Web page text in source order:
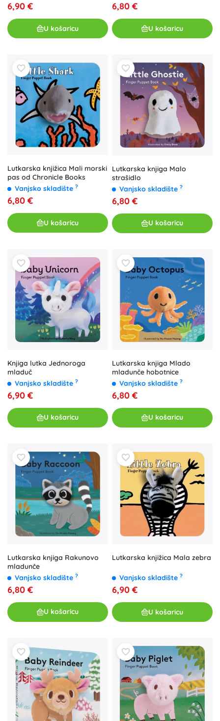
6,90 €
U košaricu
6,80 €
U košaricu
Lutkarska knjižica Mali morski
pas od Chronicle Books
Vanjsko skladište ?
6,80 €
U košaricu
Lutkarska knjiga Malo
strašidlo
Vanjsko skladište ?
6,80 €
U košaricu
Knjiga lutka Jednoroga
mladuč
Vanjsko skladište ?
6,90 €
U košaricu
Lutkarska knjiga Mlado
mladunče hobotnice
Vanjsko skladište ?
6,80 €
U košaricu
Lutkarska knjiga Rakunovo
mladunče
Vanjsko skladište ?
6,80 €
U košaricu
Lutkarska knjižica Mala zebra
Vanjsko skladište ?
6,90 €
U košaricu